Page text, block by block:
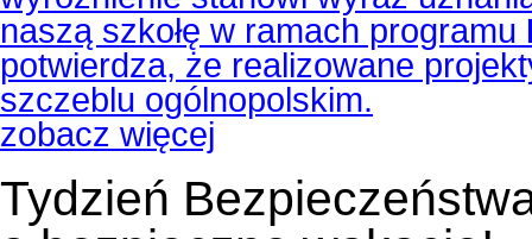
naszą szkołę w ramach programu
potwierdza, że realizowane
szczeblu ogólnopolskim.
zobacz więcej
Tydzień